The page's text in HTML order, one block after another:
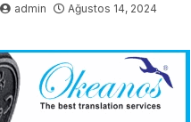
admin Ağustos 14, 2024